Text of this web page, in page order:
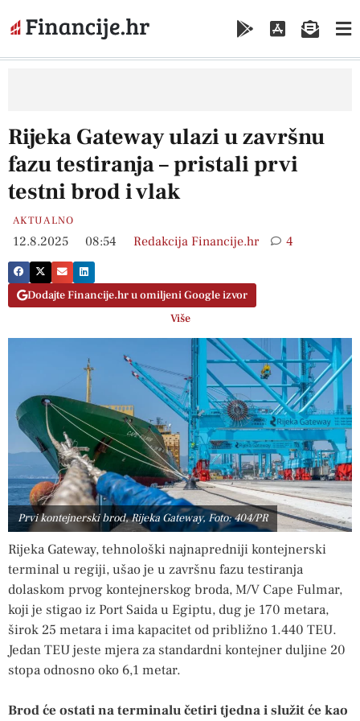
Rijeka Gateway ulazi u završnu
fazu testiranja – pristali prvi
testni brod i vlak
AKTUALNO
12.8.2025 08:54 Redakcija Financije.hr 4
Dodajte Financije.hr u omiljeni Google izvor
Više
Prvi kontejnerski brod, Rijeka Gateway, Foto: 404/PR
Rijeka Gateway, tehnološki najnapredniji kontejnerski
terminal u regiji, ušao je u završnu fazu testiranja
dolaskom prvog kontejnerskog broda, M/V Cape Fulmar,
koji je stigao iz Port Saida u Egiptu, dug je 170 metara,
širok 25 metara i ima kapacitet od približno 1.440 TEU.
Jedan TEU jeste mjera za standardni kontejner duljine 20
stopa odnosno oko 6,1 metar.
Brod će ostati na terminalu četiri tjedna i služit će kao